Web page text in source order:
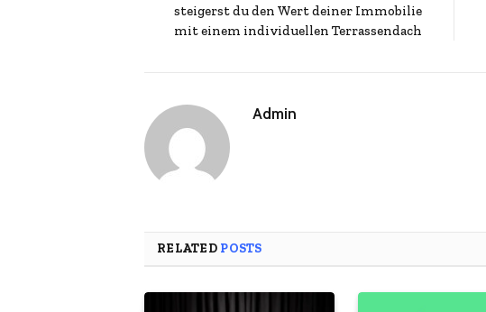
steigerst du den Wert deiner Immobilie
mit einem individuellen Terrassendach
Admin
RELATED POSTS